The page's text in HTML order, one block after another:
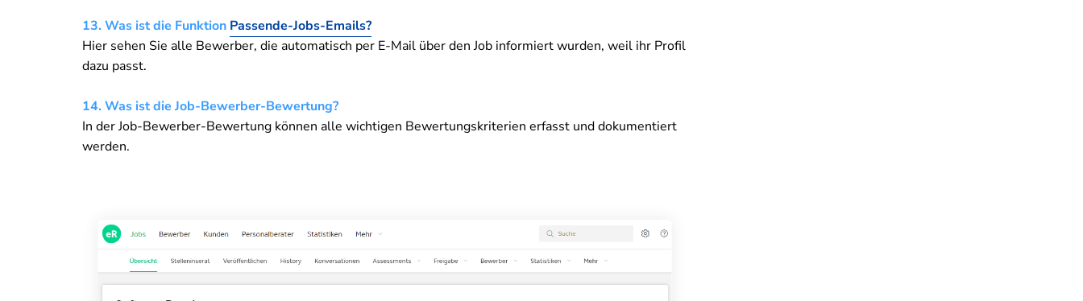
13. Was ist die Funktion Passende-Jobs-Emails?
Hier sehen Sie alle Bewerber, die automatisch per E-Mail über den Job informiert wurden, weil ihr Profil
dazu passt.
14. Was ist die Job-Bewerber-Bewertung?
In der Job-Bewerber-Bewertung können alle wichtigen Bewertungskriterien erfasst und dokumentiert
werden.